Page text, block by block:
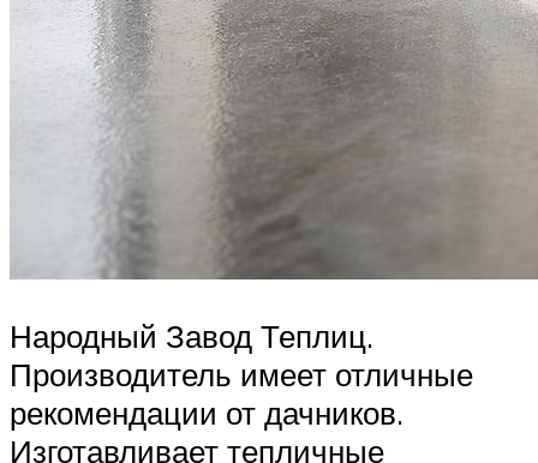
Народный Завод Теплиц.
Производитель имеет отличные
рекомендации от дачников.
Изготавливает тепличные